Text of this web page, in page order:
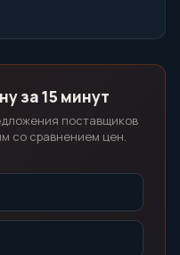
за 15 минут
поставщиков
со сравнением цен.